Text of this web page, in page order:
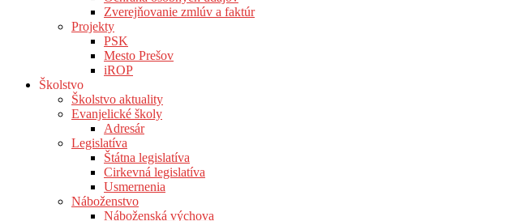
Zverejňovanie zmlúv a faktúr
Projekty
PSK
Mesto Prešov
iROP
Školstvo
Školstvo aktuality
Evanjelické školy
Adresár
Legislatíva
Štátna legislatíva
Cirkevná legislatíva
Usmernenia
Náboženstvo
Náboženská výchova